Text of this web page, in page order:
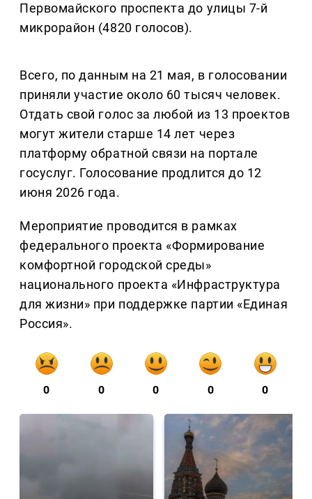
Первомайского проспекта до улицы 7-й
микрорайон (4820 голосов).
Всего, по данным на 21 мая, в голосовании
приняли участие около 60 тысяч человек.
Отдать свой голос за любой из 13 проектов
могут жители старше 14 лет через
платформу обратной связи на портале
госуслуг. Голосование продлится до 12
июня 2026 года.
Мероприятие проводится в рамках
федерального проекта «Формирование
комфортной городской среды»
национального проекта «Инфраструктура
для жизни» при поддержке партии «Единая
Россия».
0 0 0 0 0